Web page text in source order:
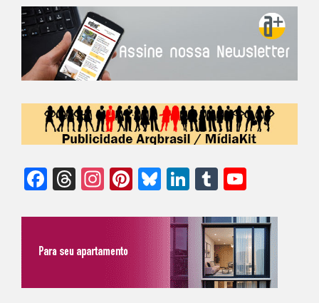
Facebook
Threads
Instagram
Pinterest
Bluesky
LinkedIn
Tumblr